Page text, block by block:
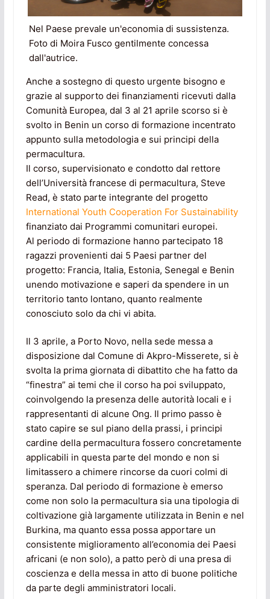
Nel Paese prevale un'economia di sussistenza.
Foto di Moira Fusco gentilmente concessa
dall'autrice.
Anche a sostegno di questo urgente bisogno e
grazie al supporto dei finanziamenti ricevuti dalla
Comunità Europea, dal 3 al 21 aprile scorso si è
svolto in Benin un corso di formazione incentrato
appunto sulla metodologia e sui principi della
permacultura.
Il corso, supervisionato e condotto dal rettore
dell’Università francese di permacultura, Steve
Read, è stato parte integrante del progetto
International Youth Cooperation For Sustainability
finanziato dai Programmi comunitari europei.
Al periodo di formazione hanno partecipato 18
ragazzi provenienti dai 5 Paesi partner del
progetto: Francia, Italia, Estonia, Senegal e Benin
unendo motivazione e saperi da spendere in un
territorio tanto lontano, quanto realmente
conosciuto solo da chi vi abita.
Il 3 aprile, a Porto Novo, nella sede messa a
disposizione dal Comune di Akpro-Misserete, si è
svolta la prima giornata di dibattito che ha fatto da
“finestra” ai temi che il corso ha poi sviluppato,
coinvolgendo la presenza delle autorità locali e i
rappresentanti di alcune Ong. Il primo passo è
stato capire se sul piano della prassi, i principi
cardine della permacultura fossero concretamente
applicabili in questa parte del mondo e non si
limitassero a chimere rincorse da cuori colmi di
speranza. Dal periodo di formazione è emerso
come non solo la permacultura sia una tipologia di
coltivazione già largamente utilizzata in Benin e nel
Burkina, ma quanto essa possa apportare un
consistente miglioramento all’economia dei Paesi
africani (e non solo), a patto però di una presa di
coscienza e della messa in atto di buone politiche
da parte degli amministratori locali.